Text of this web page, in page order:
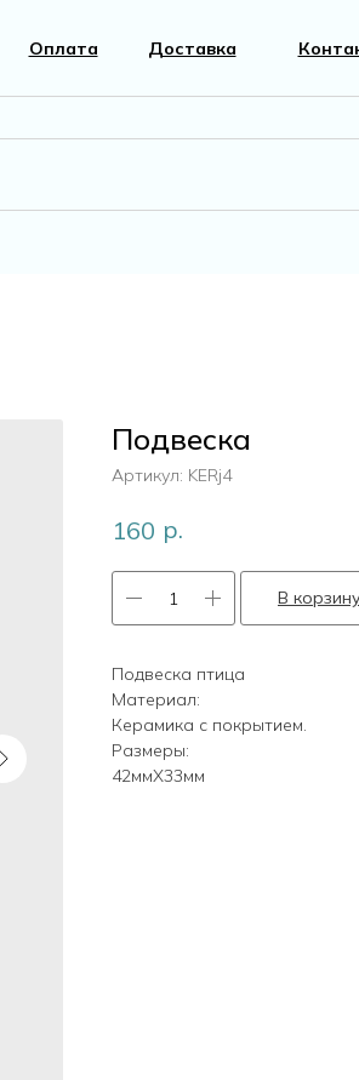
Оплата Доставка
Подвеска
Артикул: KERj4
160 р.
В
Подвеска птица
Материал:
Керамика с покрытием.
Размеры:
42ммХ33мм